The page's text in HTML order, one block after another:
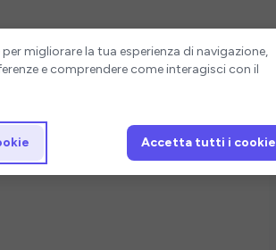
cookie
migliorare la tua esperienza di navigazione,
e comprendere come interagisci con il
Accetta tutti i cookie